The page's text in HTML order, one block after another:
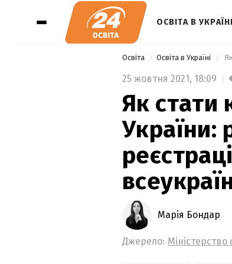
ОСВІТА В УКРАЇНІ
Освіта Освіта в Україні
25 жовтня 2021, 18:09
Як стати
України:
Марія Бондар
Джерело: Міністерство